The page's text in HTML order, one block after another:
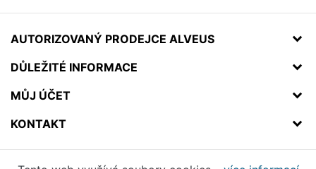
AUTORIZOVANÝ PRODEJCE ALVEUS
DŮLEŽITÉ INFORMACE
MŮJ ÚČET
KONTAKT